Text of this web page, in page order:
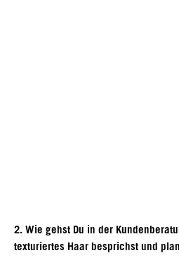
2. Wie gehst Du in der
texturiertes Haar besprichst und